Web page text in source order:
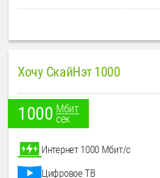
Хочу СкайНэт 1000
1000 Мбит
сек
Интернет 1000 Мбит/с
Цифровое ТВ